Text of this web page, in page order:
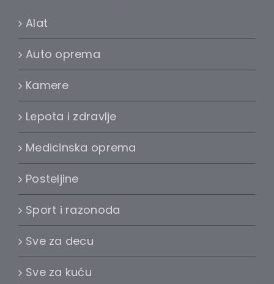
Alat
Auto oprema
Kamere
Lepota i zdravlje
Medicinska oprema
Posteljine
Sport i razonoda
Sve za decu
Sve za kuću